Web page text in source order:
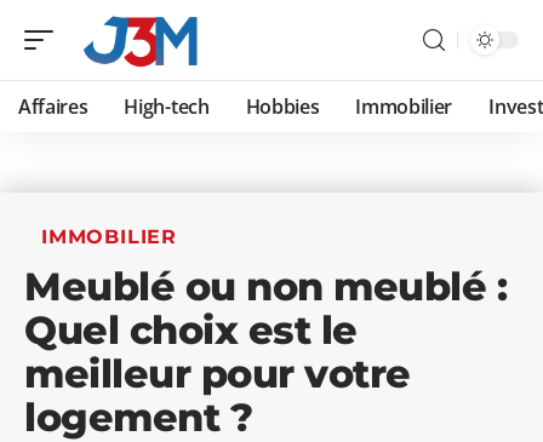
Affaires High-tech Hobbies Immobilier
IMMOBILIER
Meublé ou non meublé :
Quel choix est le
meilleur pour votre
logement ?